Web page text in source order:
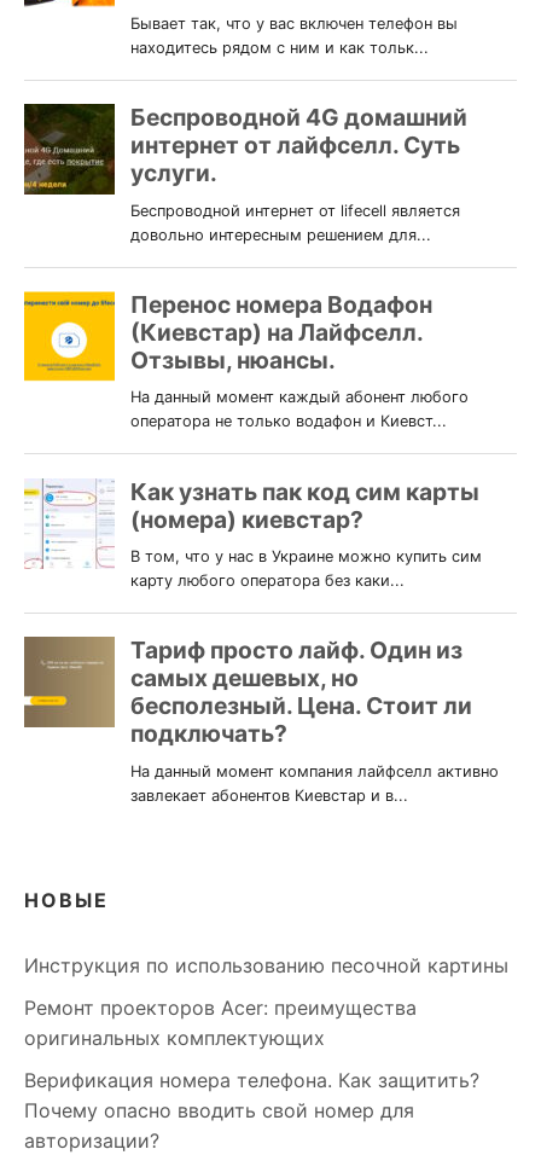
НОВЫЕ
Инструкция по использованию песочной картины
Ремонт проекторов Acer: преимущества
оригинальных комплектующих
Верификация номера телефона. Как защитить?
Почему опасно вводить свой номер для
авторизации?